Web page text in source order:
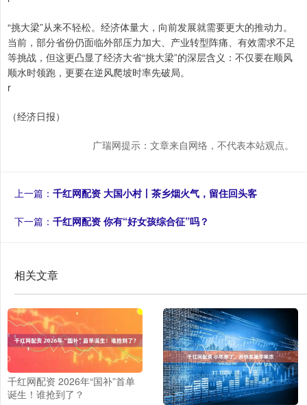
“挑大梁”从来不轻松。经济体量大，向前发展就需要更大的推动力。
当前，部分省份仍面临外部压力加大、产业转型阵痛、有效需求不足
等挑战，但这更凸显了经济大省“挑大梁”的深层含义：不仅要在顺风
顺水时领跑，更要在逆风爬坡时率先破局。
r
（经济日报）
广瑞网提示：文章来自网络，不代表本站观点。
上一篇： 千红网配资 大国小村丨茶乡烟火气，留住回头客
下一篇： 千红网配资 你有“好女孩综合征”吗？
相关文章
千红网配资 2026年“国补”首单
诞生！谁抢到了？